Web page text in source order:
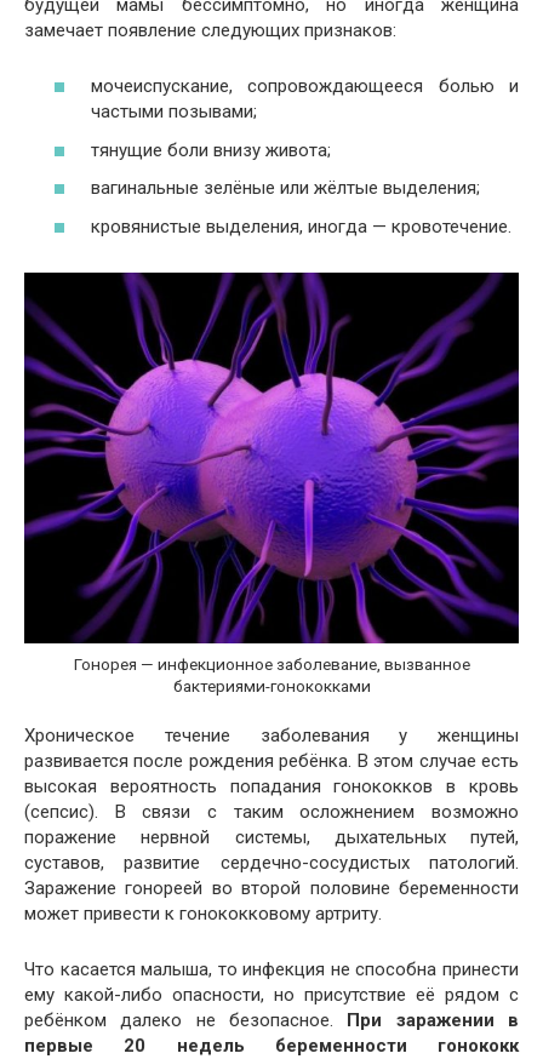
будущей мамы бессимптомно, но иногда женщина
замечает появление следующих признаков:
мочеиспускание, сопровождающееся болью и
частыми позывами;
тянущие боли внизу живота;
вагинальные зелёные или жёлтые выделения;
кровянистые выделения, иногда — кровотечение.
Гонорея — инфекционное заболевание, вызванное
бактериями-гонококками
Хроническое течение заболевания у женщины
развивается после рождения ребёнка. В этом случае есть
высокая вероятность попадания гонококков в кровь
(сепсис). В связи с таким осложнением возможно
поражение нервной системы, дыхательных путей,
суставов, развитие сердечно-сосудистых патологий.
Заражение гонореей во второй половине беременности
может привести к гонококковому артриту.
Что касается малыша, то инфекция не способна принести
ему какой-либо опасности, но присутствие её рядом с
ребёнком далеко не безопасное.
При заражении в
первые 20 недель беременности гонококк